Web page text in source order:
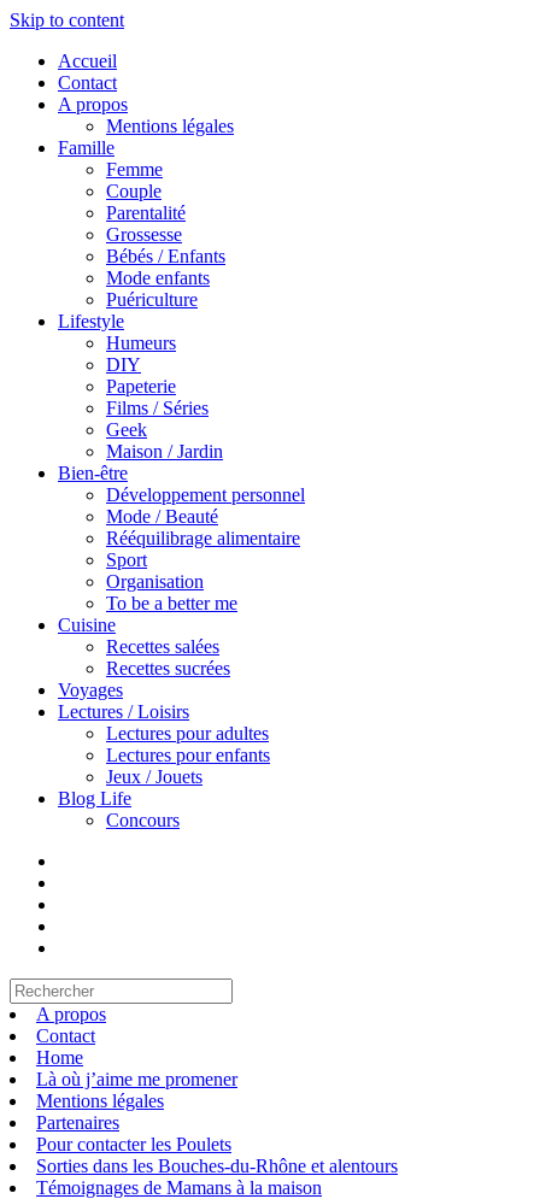
Skip to content
Accueil
Contact
A propos
Mentions légales
Famille
Femme
Couple
Parentalité
Grossesse
Bébés / Enfants
Mode enfants
Puériculture
Lifestyle
Humeurs
DIY
Papeterie
Films / Séries
Geek
Maison / Jardin
Bien-être
Développement personnel
Mode / Beauté
Rééquilibrage alimentaire
Sport
Organisation
To be a better me
Cuisine
Recettes salées
Recettes sucrées
Voyages
Lectures / Loisirs
Lectures pour adultes
Lectures pour enfants
Jeux / Jouets
Blog Life
Concours
A propos
Contact
Home
Là où j’aime me promener
Mentions légales
Partenaires
Pour contacter les Poulets
Sorties dans les Bouches-du-Rhône et alentours
Témoignages de Mamans à la maison